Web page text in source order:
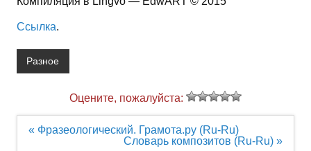
Ссылка.
Разное
Оцените, пожалуйста:
Навигация
« Фразеологический. Грамота.ру (Ru-Ru)
Словарь композитов (Ru-Ru) »